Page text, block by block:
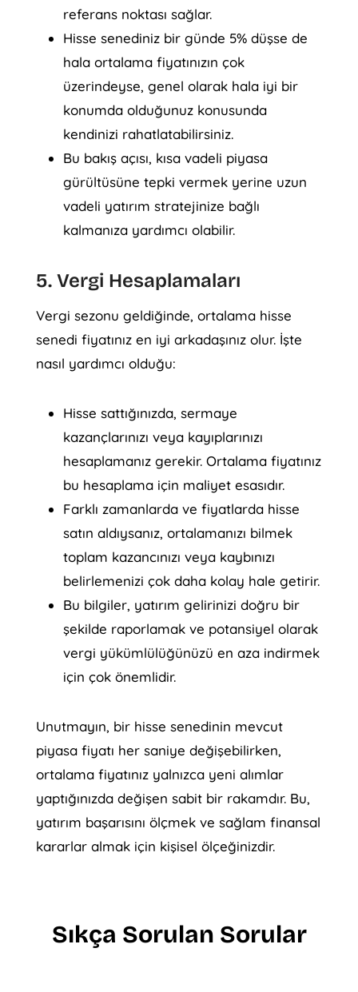
referans noktası sağlar.
Hisse senediniz bir günde 5% düşse de
hala ortalama fiyatınızın çok
üzerindeyse, genel olarak hala iyi bir
konumda olduğunuz konusunda
kendinizi rahatlatabilirsiniz.
Bu bakış açısı, kısa vadeli piyasa
gürültüsüne tepki vermek yerine uzun
vadeli yatırım stratejinize bağlı
kalmanıza yardımcı olabilir.
5. Vergi Hesaplamaları
Vergi sezonu geldiğinde, ortalama hisse
senedi fiyatınız en iyi arkadaşınız olur. İşte
nasıl yardımcı olduğu:
Hisse sattığınızda, sermaye
kazançlarınızı veya kayıplarınızı
hesaplamanız gerekir. Ortalama fiyatınız
bu hesaplama için maliyet esasıdır.
Farklı zamanlarda ve fiyatlarda hisse
satın aldıysanız, ortalamanızı bilmek
toplam kazancınızı veya kaybınızı
belirlemenizi çok daha kolay hale getirir.
Bu bilgiler, yatırım gelirinizi doğru bir
şekilde raporlamak ve potansiyel olarak
vergi yükümlülüğünüzü en aza indirmek
için çok önemlidir.
Unutmayın, bir hisse senedinin mevcut
piyasa fiyatı her saniye değişebilirken,
ortalama fiyatınız yalnızca yeni alımlar
yaptığınızda değişen sabit bir rakamdır. Bu,
yatırım başarısını ölçmek ve sağlam finansal
kararlar almak için kişisel ölçeğinizdir.
Sıkça Sorulan Sorular